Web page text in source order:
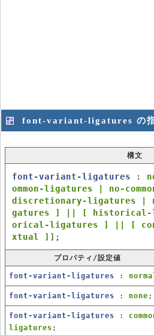
font-variant-ligatures の
構文
font-variant-ligatures :
ommon-ligatures | no-
discretionary-ligatures |
gatures ] || [ historical-
orical-ligatures ] || [
xtual ]] ;
プロパティ/設定値
font-variant-ligatures :
font-variant-ligatures : none ;
font-variant-ligatures :
ligatures ;